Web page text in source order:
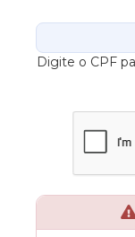
Digite o CPF